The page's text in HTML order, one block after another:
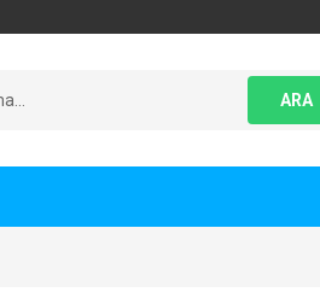
ARA